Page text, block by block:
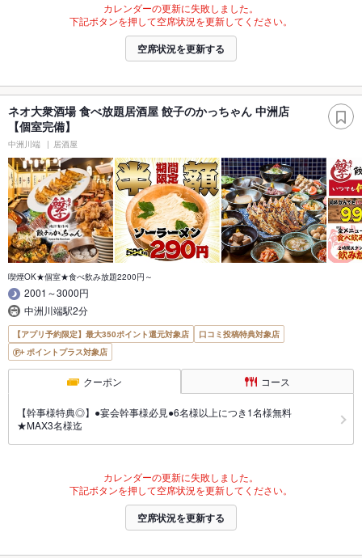
カレンダーの更新に失敗しました。
下記ボタンを押して空席状況を更新してください。
空席状況を更新する
ネオ大衆酒場 食べ放題居酒屋 餃子のかっちゃん 中洲店
【個室完備】
中洲川端 居酒屋
喫煙OK★個室★食べ飲み放題2200円～
2001～3000円
中洲川端駅2分
【アプリ予約限定】最大350ポイント還元対象店
口コミ投稿特典対象店
ポイントプラス対象店
クーポン コース
【幹事様特典◎】●宴会幹事様必見●6名様以上につき1名様無料
★MAX3名様迄
カレンダーの更新に失敗しました。
下記ボタンを押して空席状況を更新してください。
空席状況を更新する